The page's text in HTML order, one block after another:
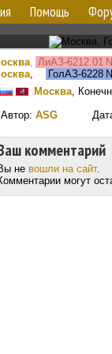
Помощь
, ЛиАЗ-6212.01
, ГолАЗ-6228
Москва,
Автор: ASG
комментарий
не вошли на сайт.
могут